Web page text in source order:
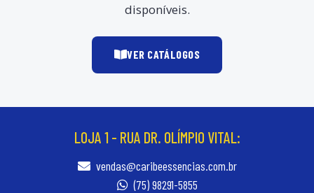
disponíveis.
VER CATÁLOGOS
LOJA 1 - RUA DR. OLÍMPIO VITAL:
vendas@caribeessencias.com.br
(75) 98291-5855